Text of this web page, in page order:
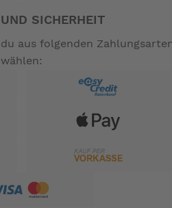
SICHERHEIT
aus folgenden
wählen: